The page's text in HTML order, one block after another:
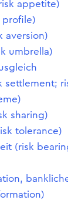
appetite)
profile)
aversion)
umbrella)
settlement;
sharing)
tolerance)
(risk